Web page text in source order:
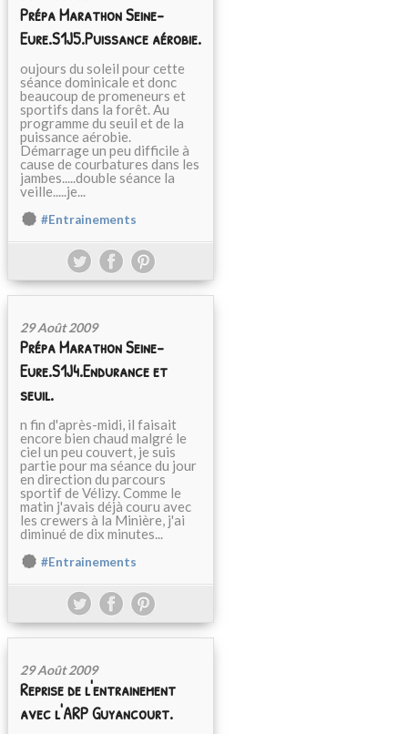
Prépa Marathon Seine-
Eure.S1J5.Puissance aérobie.
oujours du soleil pour cette
séance dominicale et donc
beaucoup de promeneurs et
sportifs dans la forêt. Au
programme du seuil et de la
puissance aérobie.
Démarrage un peu difficile à
cause de courbatures dans les
jambes.....double séance la
veille.....je...
#Entrainements
29 Août 2009
Prépa Marathon Seine-
Eure.S1J4.Endurance et
seuil.
n fin d'après-midi, il faisait
encore bien chaud malgré le
ciel un peu couvert, je suis
partie pour ma séance du jour
en direction du parcours
sportif de Vélizy. Comme le
matin j'avais déjà couru avec
les crewers à la Minière, j'ai
diminué de dix minutes...
#Entrainements
29 Août 2009
Reprise de l'entrainement
avec l'ARP Guyancourt.